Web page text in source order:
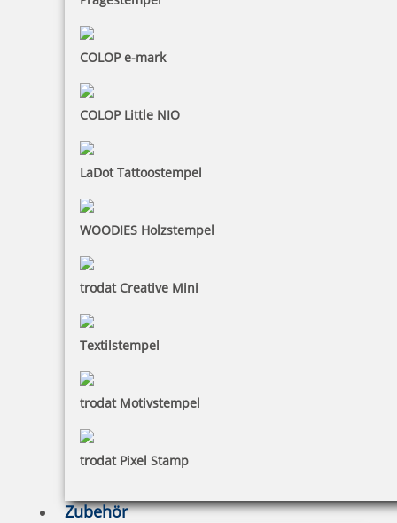
COLOP e-mark
COLOP Little NIO
LaDot Tattoostempel
WOODIES Holzstempel
trodat Creative Mini
Textilstempel
trodat Motivstempel
trodat Pixel Stamp
Zubehör